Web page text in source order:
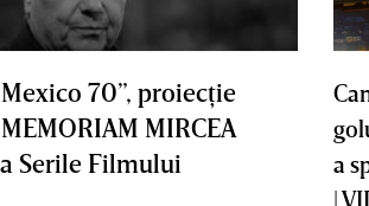
70”, proiecţie
MIRCEA
Serile Filmului
a
|